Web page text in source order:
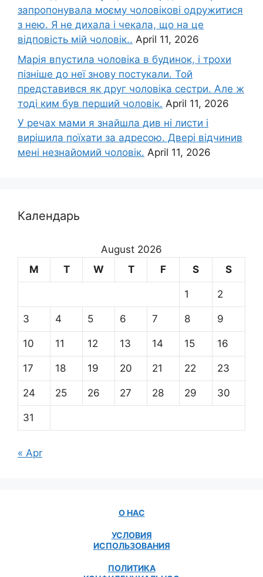
запропонувала моєму чоловікові одружитися
з нею. Я не дихала і чекала, що на це
відповість мій чоловік.. April 11, 2026
Марія впустила чоловіка в будинок, і трохи
пізніше до неї знову постукали. Той
представився як друг чоловіка сестри. Але ж
тоді ким був перший чоловік. April 11, 2026
У речах мами я знайшла див ні листи і
вирішила поїхати за адресою. Двері відчинив
мені незнайомий чоловік. April 11, 2026
Календарь
August 2026
M
T W T F S S
1 2
3 4 5 6 7 8 9
10 11 12 13 14 15 16
17 18 19 20 21 22 23
24 25 26 27 28 29 30
31
« Apr
О НАС
УСЛОВИЯ
ИСПОЛЬЗОВАНИЯ
ПОЛИТИКА